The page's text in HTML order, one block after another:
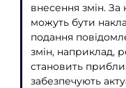
внесення змін.
можуть бути
подання
змін, наприклад,
становить
забезпечують